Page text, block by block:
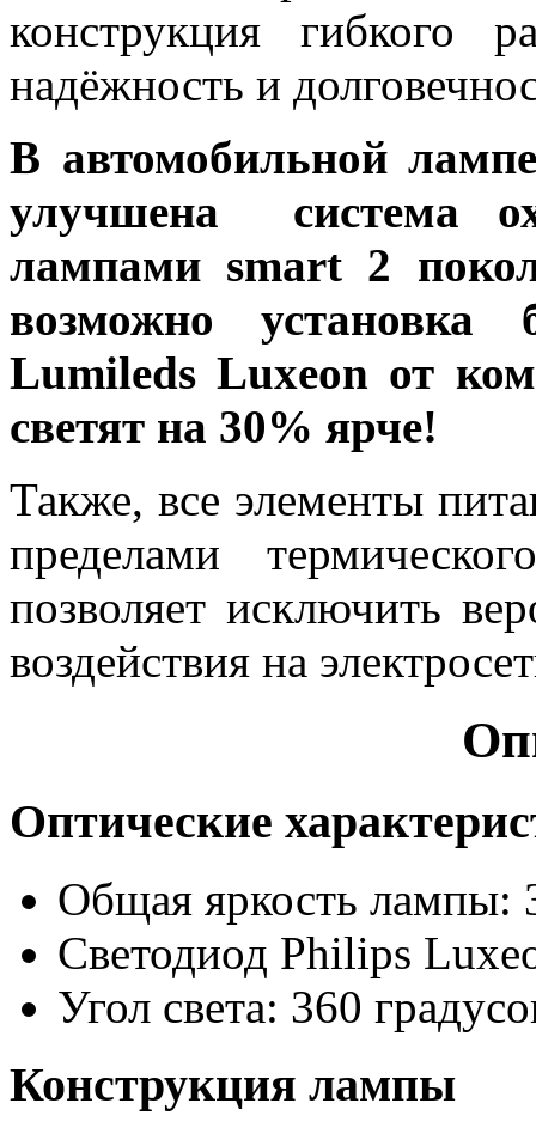
конструкция гибкого
надёжность и
В автомобильной
улучшена система
лампами smart 2
возможно установка
Lumileds Luxeon от
светят на 30% ярче!
Также, все элементы
пределами
позволяет исключить
воздействия на
Оптические
Общая яркость лампы:
Светодиод Philips
Угол света: 360
Конструкция лампы